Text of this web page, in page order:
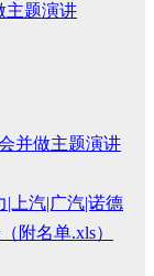
主题演讲
并做主题演讲
|上汽|广汽|诺德
附名单.xls）